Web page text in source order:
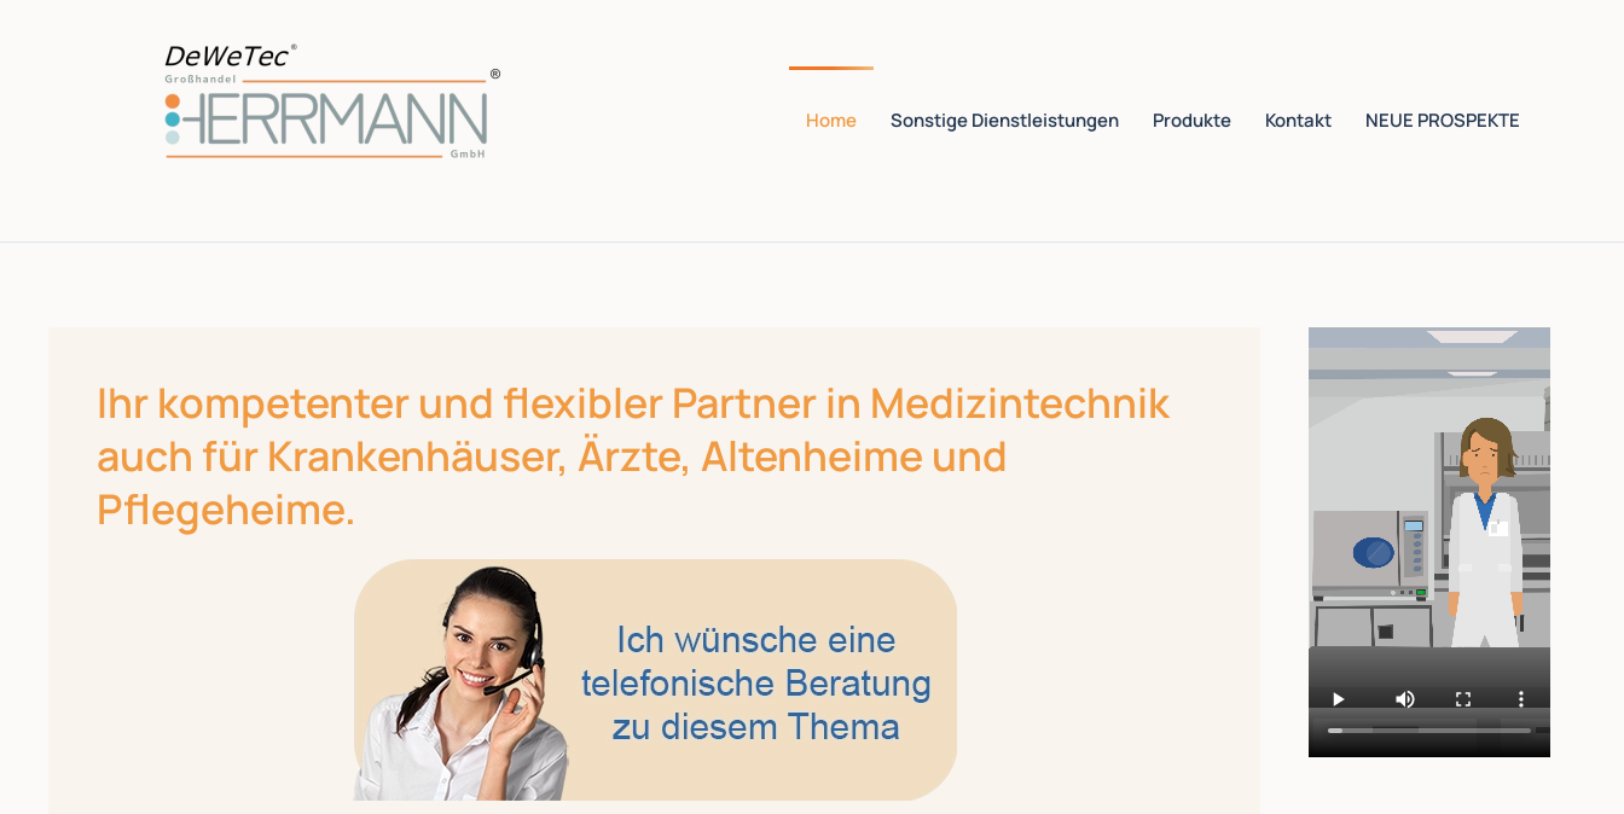
Home Sonstige Dienstleistungen Produkte Kontakt NEUE PROSPEKTE
Ihr kompetenter und flexibler Partner in Medizintechnik
auch für Krankenhäuser, Ärzte, Altenheime und
Pflegeheime.
Kontakt Formular